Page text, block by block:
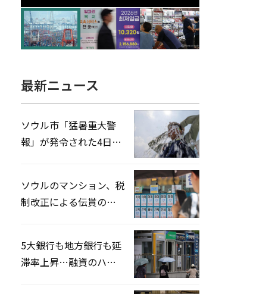
最大」…輸出が初の1000億ドル突破
最新ニュース
ソウル市「猛暑重大警
報」が発令された4日、
ソウルのマンション、税
制改正による伝貰の月
5大銀行も地方銀行も延
滞率上昇…融資のハー